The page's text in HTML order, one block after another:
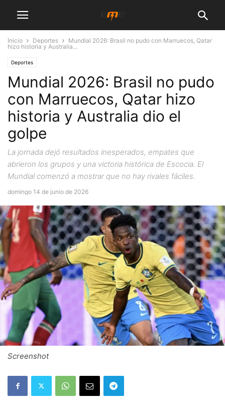
Inicio Deportes
Mundial 2026: Brasil no pudo con Marruecos, Qatar
hizo historia y Australia...
Deportes
Mundial 2026: Brasil no pudo
con Marruecos, Qatar hizo
historia y Australia dio el
golpe
La jornada dejó resultados inesperados, empates que
abrieron los grupos y una victoria histórica de Escocia. El
Mundial comenzó a mostrar que no hay rivales fáciles.
domingo 14 de junio de 2026
Screenshot